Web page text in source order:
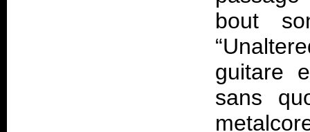
bout
guitare
sans